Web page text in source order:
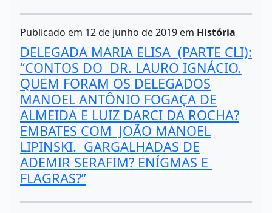
Publicado em 12 de junho de 2019 em História
DELEGADA MARIA ELISA (PARTE CLI):
“CONTOS DO DR. LAURO IGNÁCIO.
QUEM FORAM OS DELEGADOS
MANOEL ANTÔNIO FOGAÇA DE
ALMEIDA E LUIZ DARCI DA ROCHA?
EMBATES COM JOÃO MANOEL
LIPINSKI. GARGALHADAS DE
ADEMIR SERAFIM? ENÍGMAS E
FLAGRAS?”